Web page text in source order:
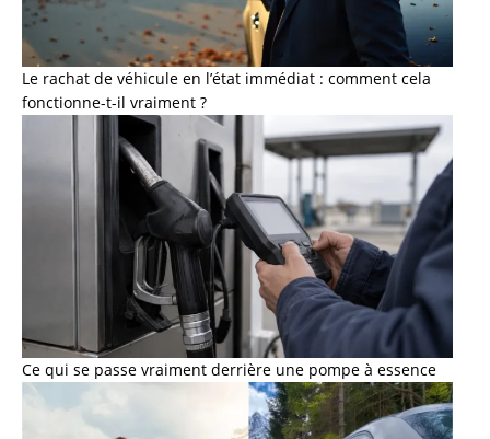
Le rachat de véhicule en l’état immédiat : comment cela
fonctionne-t-il vraiment ?
Ce qui se passe vraiment derrière une pompe à essence